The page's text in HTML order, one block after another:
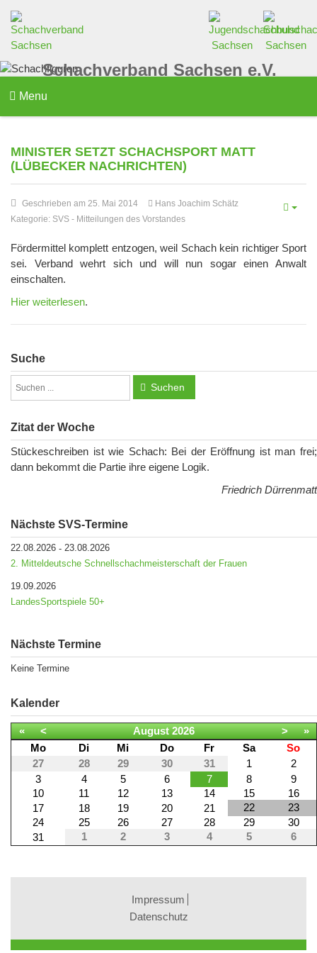
Schachverband Sachsen e.V.
Menu
MINISTER SETZT SCHACHSPORT MATT
(LÜBECKER NACHRICHTEN)
Geschrieben am 25. Mai 2014
Hans Joachim Schätz
Kategorie: SVS - Mitteilungen des Vorstandes
Fördermittel komplett entzogen, weil Schach kein richtiger Sport
sei. Verband wehrt sich und will nun sogar einen Anwalt
einschalten.
Hier weiterlesen.
Suche
Suchen
Zitat der Woche
Stückeschreiben ist wie Schach: Bei der Eröffnung ist man frei;
dann bekommt die Partie ihre eigene Logik.
Friedrich Dürrenmatt
Nächste SVS-Termine
22.08.2026 - 23.08.2026
2. Mitteldeutsche Schnellschachmeisterschaft der Frauen
19.09.2026
LandesSportspiele 50+
Nächste Termine
Keine Termine
Kalender
« < August 2026 >
»
Mo
Di Mi Do Fr Sa
So
27
28 29 30 31 1
2
3
4 5 6 7 8
9
10
11 12 13 14 15
16
17
18 19 20 21 22
23
24
25 26 27 28 29
30
31
1 2 3 4 5 6
Impressum
Datenschutz